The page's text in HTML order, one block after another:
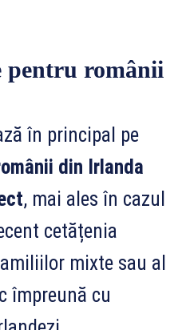
românii
în principal pe
din Irlanda
, mai ales în cazul
cetățenia
mixte sau al
împreună cu